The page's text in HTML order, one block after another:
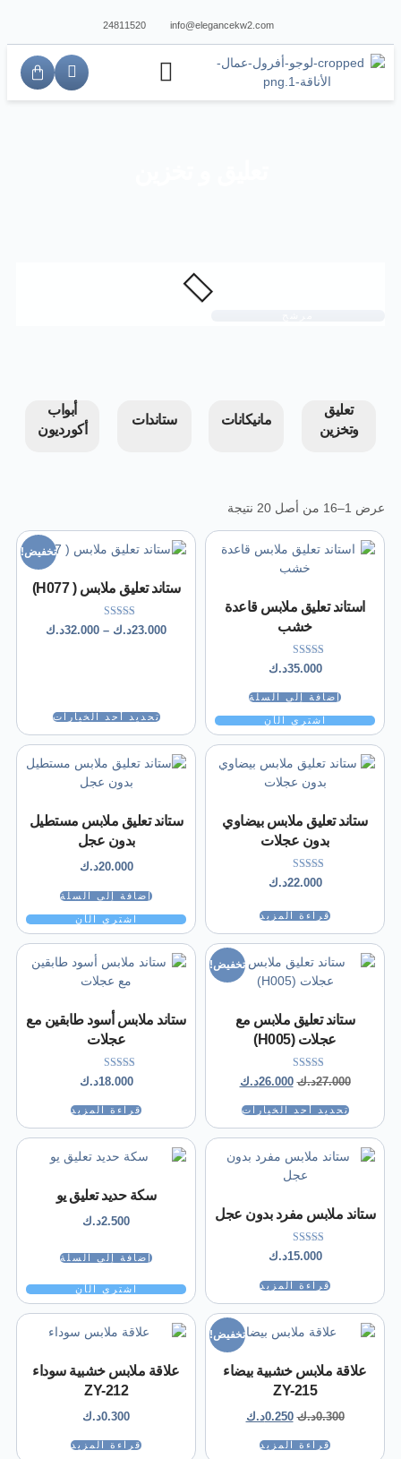
info@elegancekw2.com
24811520
تعليق
وتخزين
مانيكانات ستاندات
أبواب
أكورديون
عرض 1–16 من أصل 20 نتيجة
استاند تعليق ملابس قاعدة
خشب
تم التقييم
5.00
35.000د.ك
إضافة إلى السلة
اشتري الآن
تخفيض!
ستاند تعليق ملابس ( H077)
تم التقييم
5.00
23.000د.ك –
32.000د.ك
تحديد أحد الخيارات
ستاند تعليق ملابس بيضاوي
بدون عجلات
تم التقييم
5.00
22.000د.ك
قراءة المزيد
ستاند تعليق ملابس مستطيل
بدون عجل
20.000د.ك
إضافة إلى السلة
اشتري الآن
تخفيض!
ستاند تعليق ملابس مع
عجلات (H005)
تم التقييم
5.00
27.000د.ك 26.000د.ك
تحديد أحد الخيارات
ستاند ملابس أسود طابقين مع
عجلات
تم التقييم
5.00
18.000د.ك
قراءة المزيد
ستاند ملابس مفرد بدون عجل
تم التقييم
5.00
15.000د.ك
قراءة المزيد
سكة حديد تعليق يو
2.500د.ك
إضافة إلى السلة
اشتري الآن
تخفيض!
علاقة ملابس خشبية بيضاء
ZY-215
0.300د.ك 0.250د.ك
قراءة المزيد
علاقة ملابس خشبية سوداء
ZY-212
0.300د.ك
قراءة المزيد